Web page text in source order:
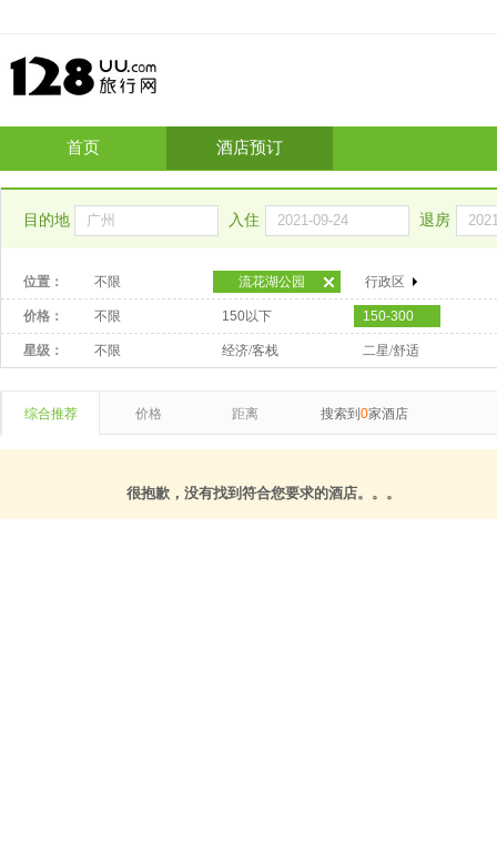
首页 酒店预订
目的地 入住 退房
位置： 不限 流花湖公园 行政区
价格： 不限 150以下 150-300
星级： 不限 经济/客栈 二星/舒适
综合推荐 价格 距离 搜索到 0家酒店
很抱歉，没有找到符合您要求的酒店。。。